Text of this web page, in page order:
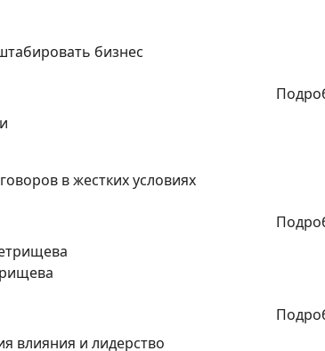
бизнес
в жестких условиях